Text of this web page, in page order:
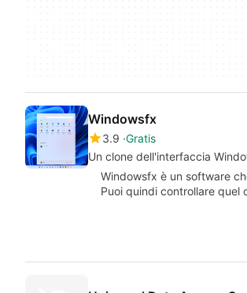
Windowsfx
3.9 Gratis
Un clone dell'interfaccia
Windowsfx è un software
Puoi quindi controllare